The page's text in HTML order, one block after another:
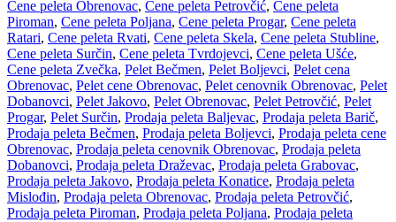
Cene peleta Obrenovac, Cene peleta Petrovčić, Cene peleta
Piroman, Cene peleta Poljana, Cene peleta Progar, Cene peleta
Ratari, Cene peleta Rvati, Cene peleta Skela, Cene peleta Stubline,
Cene peleta Surčin, Cene peleta Tvrdojevci, Cene peleta Ušće,
Cene peleta Zvečka, Pelet Bečmen, Pelet Boljevci, Pelet cena
Obrenovac, Pelet cene Obrenovac, Pelet cenovnik Obrenovac, Pelet
Dobanovci, Pelet Jakovo, Pelet Obrenovac, Pelet Petrovčić, Pelet
Progar, Pelet Surčin, Prodaja peleta Baljevac, Prodaja peleta Barič,
Prodaja peleta Bečmen, Prodaja peleta Boljevci, Prodaja peleta cene
Obrenovac, Prodaja peleta cenovnik Obrenovac, Prodaja peleta
Dobanovci, Prodaja peleta Draževac, Prodaja peleta Grabovac,
Prodaja peleta Jakovo, Prodaja peleta Konatice, Prodaja peleta
Mislođin, Prodaja peleta Obrenovac, Prodaja peleta Petrovčić,
Prodaja peleta Piroman, Prodaja peleta Poljana, Prodaja peleta